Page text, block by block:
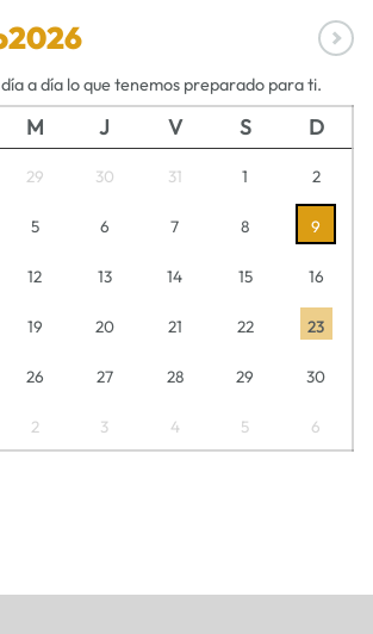
2026
a día lo que tenemos preparado para ti.
M J V S D
29 30 31 1 2
5 6 7 8 9
12 13 14 15 16
19 20 21 22 23
26 27 28 29 30
2 3 4 5 6